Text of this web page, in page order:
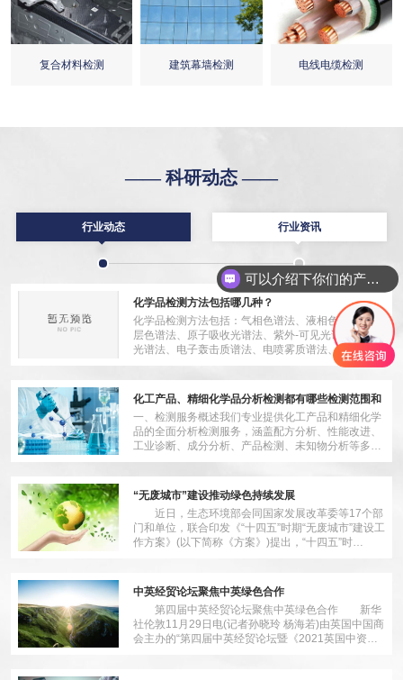
复合材料检测 建筑幕墙检测 电线电缆检测
—— 科研动态 ——
行业动态 行业资讯
化学品检测方法包括哪几种？
化学品检测方法包括：气相色谱法、液相色谱法、薄
层色谱法、原子吸收光谱法、紫外-可见光谱法、红外
光谱法、电子轰击质谱法、电喷雾质谱法、串联质谱
法、极谱法、伏安法、电导法、酶联免疫吸附测定
法、微生物法、细
化工产品、精细化学品分析检测都有哪些检测范围和
检测标准？
一、检测服务概述我们专业提供化工产品和精细化学
品的全面分析检测服务，涵盖配方分析、性能改进、
工业诊断、成分分析、产品检测、未知物分析等多项
技术服务。二、服务产品范围包括但不限于以下各类
化工产品和助剂：
“无废城市”建设推动绿色持续发展
近日，生态环境部会同国家发展改革委等17个部
门和单位，联合印发《“十四五”时期“无废城市”建设工
作方案》(以下简称《方案》)提出，“十四五”时
中英经贸论坛聚焦中英绿色合作
第四届中英经贸论坛聚焦中英绿色合作 新华
社伦敦11月29日电(记者孙晓玲 杨海若)由英国中国商
会主办的“第四届中英经贸论坛暨《2021英国中资企
可以介绍下你们的产品么